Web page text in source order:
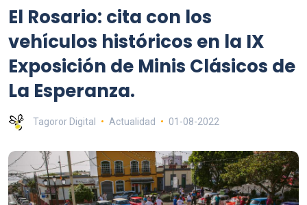
El Rosario: cita con los
vehículos históricos en la IX
Exposición de Minis Clásicos de
La Esperanza.
Tagoror Digital Actualidad 01-08-2022